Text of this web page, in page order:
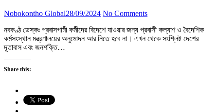
Nobokontho Global28/09/2024 No Comments
নবকণ্ঠ ডেস্কঃ প্রবাসগামী কর্মীদের বিদেশে যাওয়ার জন্য প্রবাসী কল্যাণ ও বৈদেশিক
কর্মসংস্থান মন্ত্রণালয়ের অনুমোদন আর নিতে হবে না। এখন থেকে সংশ্লিষ্ট দেশের
দূতাবাস এবং জনশক্তি…
Share this: